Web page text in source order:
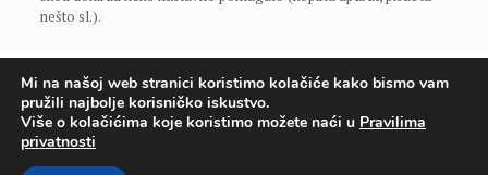
nešto sl.).
© 2020 Hrvatska nastava Hessen - Saarland |
Mi na našoj web stranici koristimo kolačiće kako bismo vam
pružili najbolje korisničko iskustvo.
Više o kolačićima koje koristimo možete naći u Pravilima
privatnosti